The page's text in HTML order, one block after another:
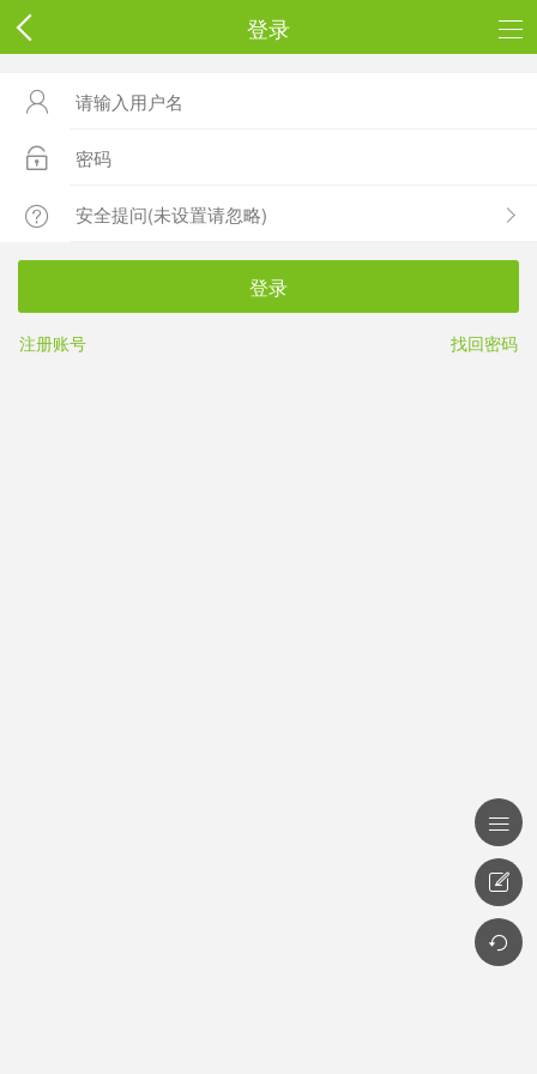
登录



登录
注册账号 找回密码


